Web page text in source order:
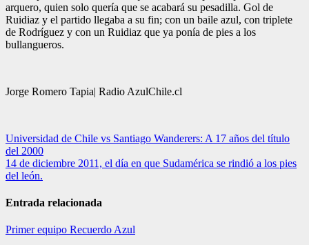
arquero, quien solo quería que se acabará su pesadilla. Gol de
Ruidiaz y el partido llegaba a su fin; con un baile azul, con triplete
de Rodríguez y con un Ruidiaz que ya ponía de pies a los
bullangueros.
Jorge Romero Tapia| Radio AzulChile.cl
Navegación
de
entradas
Universidad de Chile vs Santiago Wanderers: A 17 años del título
del 2000
14 de diciembre 2011, el día en que Sudamérica se rindió a los pies
del león.
Entrada relacionada
Primer equipo Recuerdo Azul